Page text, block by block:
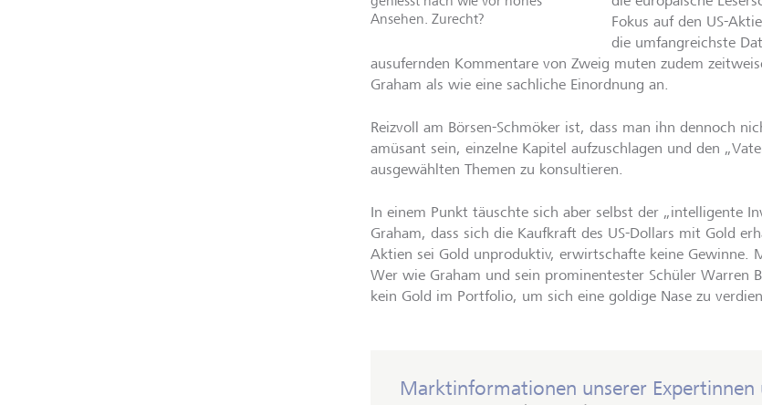
Ansehen. Zurecht?
Fokus auf den US-
die umfangreichste
ausufernden Kommentare von Zweig muten zudem
Graham als wie eine sachliche Einordnung an.
Reizvoll am Börsen-Schmöker ist, dass man ihn dennoch
amüsant sein, einzelne Kapitel aufzuschlagen und den
ausgewählten Themen zu konsultieren.
In einem Punkt täuschte sich aber selbst der „intelligente
Graham, dass sich die Kaufkraft des US-Dollars mit Gold
Aktien sei Gold unproduktiv, erwirtschafte keine Gewinne.
Wer wie Graham und sein prominentester Schüler
kein Gold im Portfolio, um sich eine goldige Nase zu
Marktinformationen unserer Expertinnen